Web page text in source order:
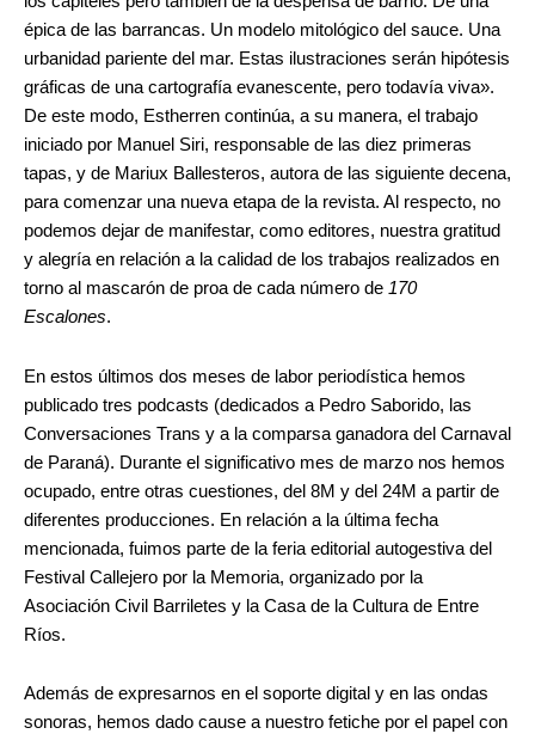
épica de las barrancas. Un modelo mitológico del sauce. Una
urbanidad pariente del mar. Estas ilustraciones serán hipótesis
gráficas de una cartografía evanescente, pero todavía viva».
De este modo, Estherren continúa, a su manera, el trabajo
iniciado por Manuel Siri, responsable de las diez primeras
tapas, y de Mariux Ballesteros, autora de las siguiente decena,
para comenzar una nueva etapa de la revista. Al respecto, no
podemos dejar de manifestar, como editores, nuestra gratitud
y alegría en relación a la calidad de los trabajos realizados en
torno al mascarón de proa de cada número de 170
Escalones.
En estos últimos dos meses de labor periodística hemos
publicado tres podcasts (dedicados a Pedro Saborido, las
Conversaciones Trans y a la comparsa ganadora del Carnaval
de Paraná). Durante el significativo mes de marzo nos hemos
ocupado, entre otras cuestiones, del 8M y del 24M a partir de
diferentes producciones. En relación a la última fecha
mencionada, fuimos parte de la feria editorial autogestiva del
Festival Callejero por la Memoria, organizado por la
Asociación Civil Barriletes y la Casa de la Cultura de Entre
Ríos.
Además de expresarnos en el soporte digital y en las ondas
sonoras, hemos dado cause a nuestro fetiche por el papel con